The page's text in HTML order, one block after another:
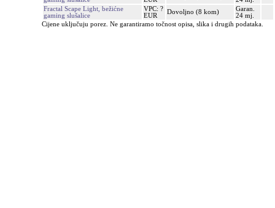
Fractal Scape Light, bežićne
gaming slušalice
VPC: ?
EUR
Dovoljno (8 kom)
Garan.
24 mj.
Cijene uključuju porez. Ne garantiramo točnost opisa, slika i drugih podataka.